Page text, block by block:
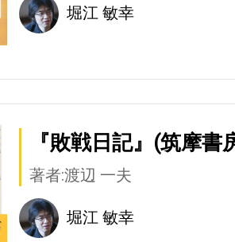
堀江 敏幸
『敗戦日記』(筑摩書
著者:渡辺 一夫
堀江 敏幸